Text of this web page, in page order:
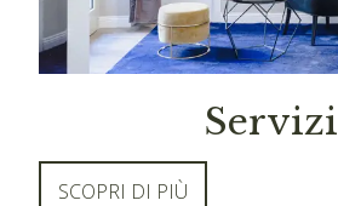
La politica di cancellazione più
Servizi
SCOPRI DI PIÙ